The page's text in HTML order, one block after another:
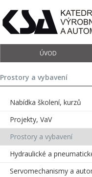
ÚVOD
Prostory a vybavení
Nabídka školení, kurzů
Projekty, VaV
Prostory a vybavení
Hydraulické a
Servomechanismy a